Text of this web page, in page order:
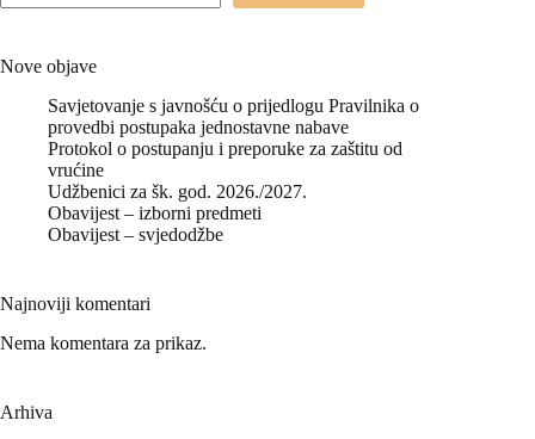
Nove objave
Savjetovanje s javnošću o prijedlogu Pravilnika o
provedbi postupaka jednostavne nabave
Protokol o postupanju i preporuke za zaštitu od
vrućine
Udžbenici za šk. god. 2026./2027.
Obavijest – izborni predmeti
Obavijest – svjedodžbe
Najnoviji komentari
Nema komentara za prikaz.
Arhiva